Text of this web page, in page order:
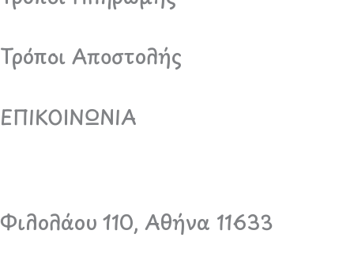
Τρόποι Αποστολής
ΕΠΙΚΟΙΝΩΝΙΑ
Φιλολάου 110, Αθήνα 11633